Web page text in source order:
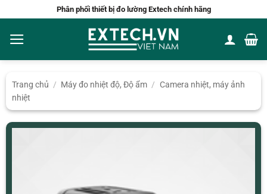
nội
dung
Phân phối thiết bị đo lường Extech chính hãng
Trang chủ / Máy đo nhiệt độ, Độ ẩm / Camera nhiệt, máy ảnh
nhiệt